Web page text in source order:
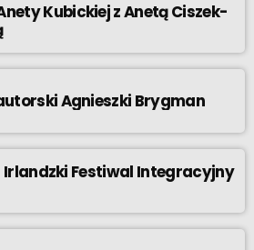
Kubickiej z Anetą Ciszek-
Agnieszki Brygman
Irlandzki Festiwal Integracyjny